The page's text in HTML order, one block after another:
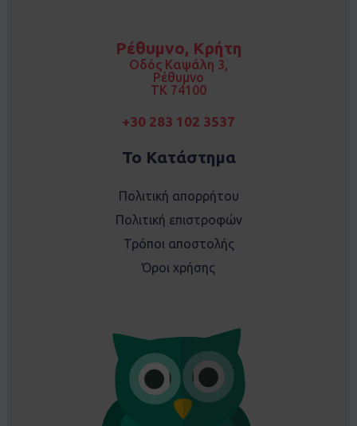
o
r
a
m
Ρέθυμνο, Κρήτη
Οδός Καψάλη 3,
Ρέθυμνο
TK 74100
+30 283 102 3537
Το Κατάστημα
Πολιτική απορρήτου
Πολιτική επιστροφών
Τρόποι αποστολής
Όροι χρήσης